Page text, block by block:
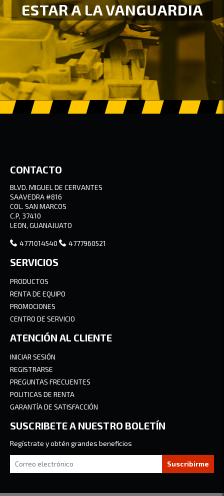
ESTAR A LA VANGUARDIA
CONTACTO
BLVD. MIGUEL DE CERVANTES
SAAVEDRA #816
COL. SAN MARCOS
C.P, 37410
LEON, GUANAJUATO
4771014540 4777960521
SERVICIOS
PRODUCTOS
RENTA DE EQUIPO
PROMOCIONES
CENTRO DE SERVICIO
ATENCIÓN AL CLIENTE
INICIAR SESIÓN
REGISTRARSE
PREGUNTAS FRECUENTES
POLITICAS DE RENTA
GARANTÍA DE SATISFACCIÓN
SUSCRIBETE A NUESTRO BOLETÍN
Regístrate y obtén grandes beneficios
Suscribirme